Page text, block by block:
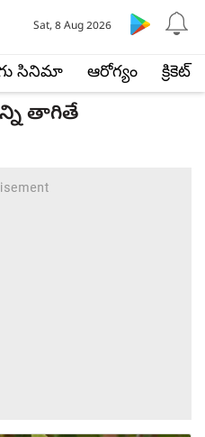
సినిమా ఆరోగ్యం క్రికెట్
Sat, 8 Aug 2026
తాగితే